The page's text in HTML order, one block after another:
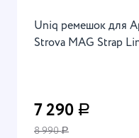
Uniq ремешок для
Strova MAG Strap
7 290 Р
8 990Р